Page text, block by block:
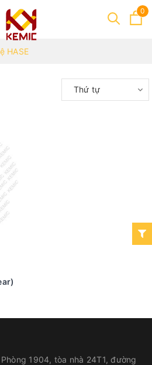
0
HASE
Thứ tự
1904, tòa nhà 24T1, đường